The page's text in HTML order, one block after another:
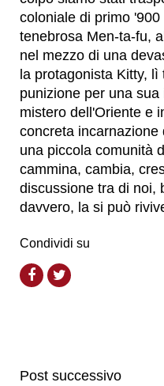
coloniale di primo
tenebrosa Men-ta-fu,
nel mezzo di una
la protagonista Kitty,
punizione per una
mistero dell'Oriente e
concreta incarnazione
una piccola comunità
cammina, cambia,
discussione tra di noi,
davvero, la si può
Condividi su
Post successivo